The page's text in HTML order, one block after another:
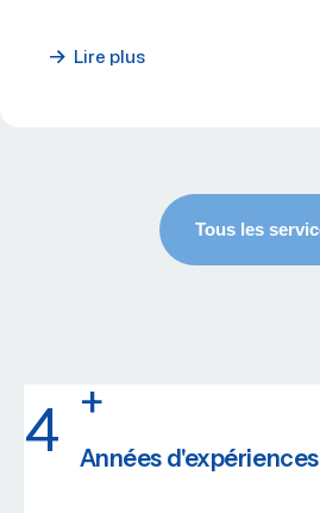
Lire plus
4 +
Années d'expériences